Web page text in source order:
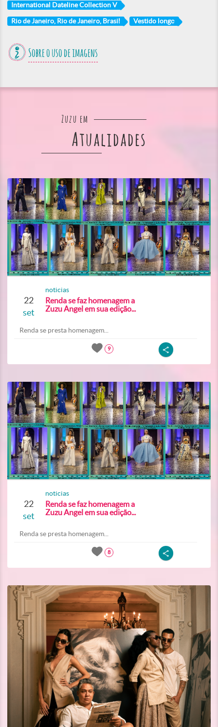
International Dateline Collection V
Rio de Janeiro, Rio de Janeiro, Brasil Vestido longo
Sobre o uso de imagens
Zuzu em
Atualidades
22
set
noticias
Renda se faz homenagem a
Zuzu Angel em sua edição...
Renda se presta homenagem...
9
22
set
noticias
Renda se faz homenagem a
Zuzu Angel em sua edição...
Renda se presta homenagem...
8